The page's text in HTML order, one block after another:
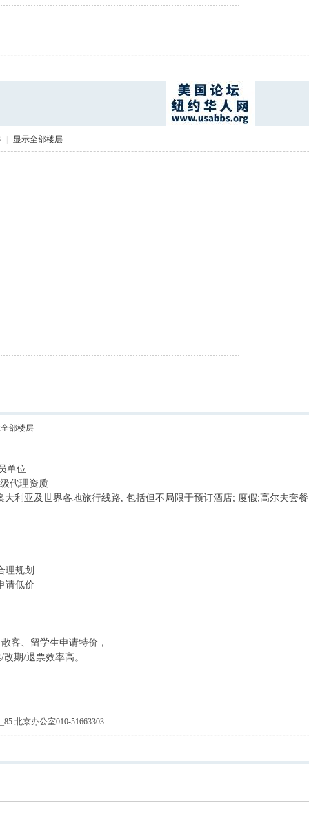
显示全部楼层
部楼层
IATA）会员单位
）一级代理资质
大利亚及世界各地旅行线路, 包括但不局限于预订酒店; 度假;高尔夫套
理规划
请低价
客、留学生申请特价，
期/退票效率高。
北京办公室010-51663303